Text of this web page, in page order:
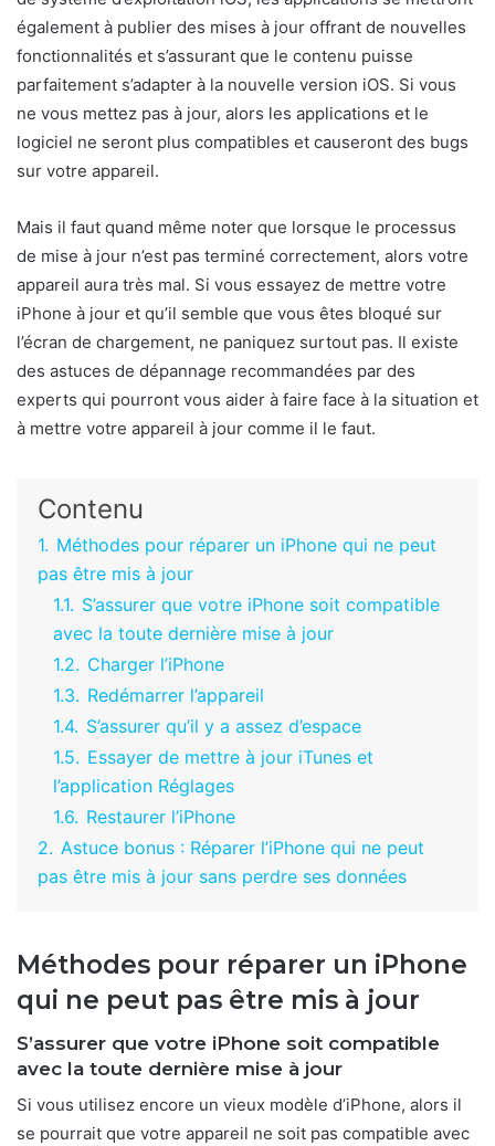
également à publier des mises à jour offrant de nouvelles
fonctionnalités et s’assurant que le contenu puisse
parfaitement s’adapter à la nouvelle version iOS. Si vous
ne vous mettez pas à jour, alors les applications et le
logiciel ne seront plus compatibles et causeront des bugs
sur votre appareil.
Mais il faut quand même noter que lorsque le processus
de mise à jour n’est pas terminé correctement, alors votre
appareil aura très mal. Si vous essayez de mettre votre
iPhone à jour et qu’il semble que vous êtes bloqué sur
l’écran de chargement, ne paniquez surtout pas. Il existe
des astuces de dépannage recommandées par des
experts qui pourront vous aider à faire face à la situation et
à mettre votre appareil à jour comme il le faut.
Contenu
1. Méthodes pour réparer un iPhone qui ne peut
pas être mis à jour
1.1. S’assurer que votre iPhone soit compatible
avec la toute dernière mise à jour
1.2. Charger l’iPhone
1.3. Redémarrer l’appareil
1.4. S’assurer qu’il y a assez d’espace
1.5. Essayer de mettre à jour iTunes et
l’application Réglages
1.6. Restaurer l’iPhone
2. Astuce bonus : Réparer l’iPhone qui ne peut
pas être mis à jour sans perdre ses données
Méthodes pour réparer un iPhone
qui ne peut pas être mis à jour
S’assurer que votre iPhone soit compatible
avec la toute dernière mise à jour
Si vous utilisez encore un vieux modèle d’iPhone, alors il
se pourrait que votre appareil ne soit pas compatible avec